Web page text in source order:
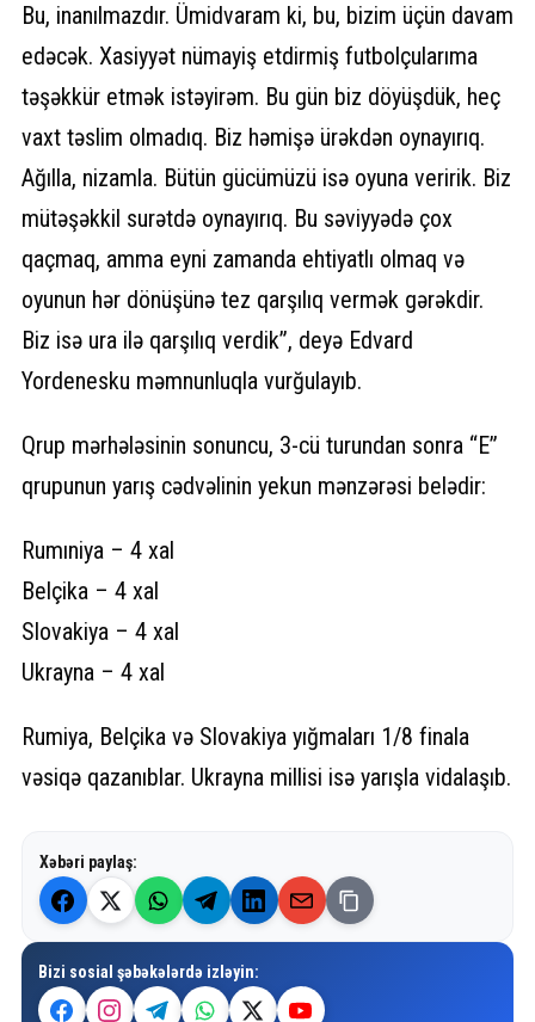
Bu, inanılmazdır. Ümidvaram ki, bu, bizim üçün davam
edəcək. Xasiyyət nümayiş etdirmiş futbolçularıma
təşəkkür etmək istəyirəm. Bu gün biz döyüşdük, heç
vaxt təslim olmadıq. Biz həmişə ürəkdən oynayırıq.
Ağılla, nizamla. Bütün gücümüzü isə oyuna veririk. Biz
mütəşəkkil surətdə oynayırıq. Bu səviyyədə çox
qaçmaq, amma eyni zamanda ehtiyatlı olmaq və
oyunun hər dönüşünə tez qarşılıq vermək gərəkdir.
Biz isə ura ilə qarşılıq verdik”, deyə Edvard
Yordenesku məmnunluqla vurğulayıb.
Qrup mərhələsinin sonuncu, 3-cü turundan sonra “E”
qrupunun yarış cədvəlinin yekun mənzərəsi belədir:
Rumıniya – 4 xal
Belçika – 4 xal
Slovakiya – 4 xal
Ukrayna – 4 xal
Rumiya, Belçika və Slovakiya yığmaları 1/8 finala
vəsiqə qazanıblar. Ukrayna millisi isə yarışla vidalaşıb.
Xəbəri paylaş:
Bizi sosial şəbəkələrdə izləyin: